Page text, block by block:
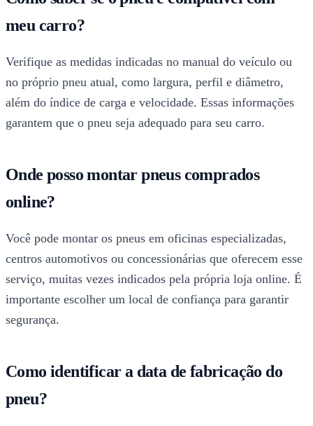
meu carro?
Verifique as medidas indicadas no manual do veículo ou
no próprio pneu atual, como largura, perfil e diâmetro,
além do índice de carga e velocidade. Essas informações
garantem que o pneu seja adequado para seu carro.
Onde posso montar pneus comprados
online?
Você pode montar os pneus em oficinas especializadas,
centros automotivos ou concessionárias que oferecem esse
serviço, muitas vezes indicados pela própria loja online. É
importante escolher um local de confiança para garantir
segurança.
Como identificar a data de fabricação do
pneu?